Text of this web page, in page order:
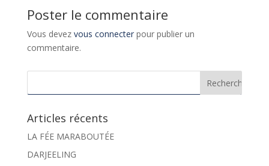
Poster le commentaire
Vous devez vous connecterpour publier un
commentaire.
Articles récents
LA FÉE MARABOUTÉE
DARJEELING